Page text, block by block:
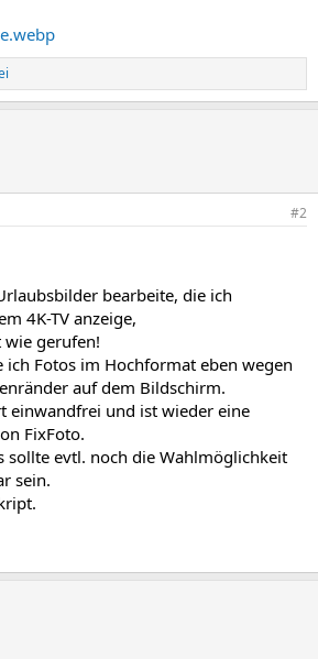
#2
bearbeite, die ich
4K-TV anzeige,
gerufen!
ich Fotos im Hochformat eben wegen
auf dem Bildschirm.
einwandfrei und ist wieder eine
FixFoto.
sollte evtl. noch die Wahlmöglichkeit
sein.